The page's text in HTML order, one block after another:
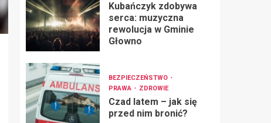
Kubańczyk zdobywa
serca: muzyczna
rewolucja w Gminie
Głowno
BEZPIECZEŃSTWO
PRAWA
ZDROWIE
Czad latem – jak się
przed nim bronić?